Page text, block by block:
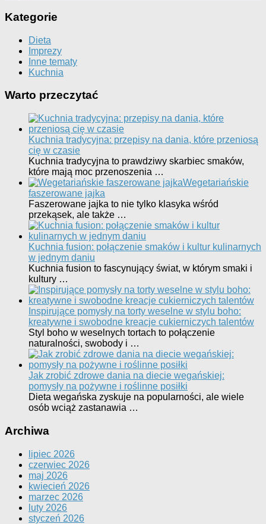
Kategorie
Dieta
Imprezy
Inne tematy
Kuchnia
Warto przeczytać
Kuchnia tradycyjna: przepisy na dania, które przeniosą
cię w czasie
Kuchnia tradycyjna to prawdziwy skarbiec smaków,
które mają moc przenoszenia …
Wegetariańskie
faszerowane jajka
Faszerowane jajka to nie tylko klasyka wśród
przekąsek, ale także …
Kuchnia fusion: połączenie smaków i kultur kulinarnych
w jednym daniu
Kuchnia fusion to fascynujący świat, w którym smaki i
kultury …
Inspirujące pomysły na torty weselne w stylu boho:
kreatywne i swobodne kreacje cukierniczych talentów
Styl boho w weselnych tortach to połączenie
naturalności, swobody i …
Jak zrobić zdrowe dania na diecie wegańskiej:
pomysły na pożywne i roślinne posiłki
Dieta wegańska zyskuje na popularności, ale wiele
osób wciąż zastanawia …
Archiwa
lipiec 2026
czerwiec 2026
maj 2026
kwiecień 2026
marzec 2026
luty 2026
styczeń 2026